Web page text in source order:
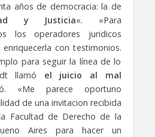
años de democracia: la de
y Justicia«. «Para
los operadores juridicos
con testimonios.
para seguir la línea de lo
llamó el juicio al mal
«Me parece oportuno
de una invitacion recibida
Facultad de Derecho de la
Aires para hacer un